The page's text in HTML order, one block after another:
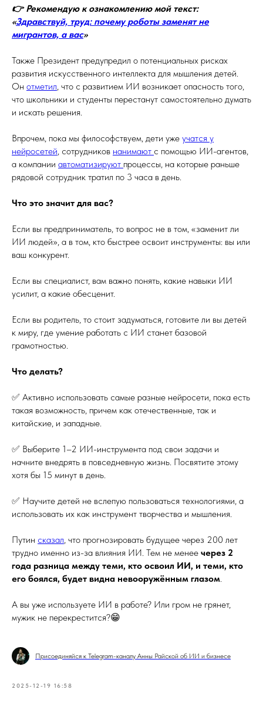
👉 Рекомендую к ознакомлению мой текст:
«Здравствуй, труд: почему роботы заменят не
мигрантов, а вас»
Также Президент предупредил о потенциальных рисках
развития искусственного интеллекта для мышления детей.
Он отметил, что с развитием ИИ возникает опасность того,
что школьники и студенты перестанут самостоятельно думать
и искать решения.
Впрочем, пока мы философствуем, дети уже учатся у
нейросетей, сотрудников нанимают с помощью ИИ-агентов,
а компании автоматизируют процессы, на которые раньше
рядовой сотрудник тратил по 3 часа в день.
Что это значит для вас?
Если вы предприниматель, то вопрос не в том, «заменит ли
ИИ людей», а в том, кто быстрее освоит инструменты: вы или
ваш конкурент.
Если вы специалист, вам важно понять, какие навыки ИИ
усилит, а какие обесценит.
Если вы родитель, то стоит задуматься, готовите ли вы детей
к миру, где умение работать с ИИ станет базовой
грамотностью.
Что делать?
✅ Активно использовать самые разные нейросети, пока есть
такая возможность, причем как отечественные, так и
китайские, и западные.
✅ Выберите 1–2 ИИ-инструмента под свои задачи и
начните внедрять в повседневную жизнь. Посвятите этому
хотя бы 15 минут в день.
✅ Научите детей не вслепую пользоваться технологиями, а
использовать их как инструмент творчества и мышления.
Путин сказал, что прогнозировать будущее через 200 лет
трудно именно из-за влияния ИИ. Тем не менее через 2
года разница между теми, кто освоил ИИ, и теми, кто
его боялся, будет видна невооружённым глазом.
А вы уже используете ИИ в работе? Или гром не грянет,
мужик не перекрестится?😁
Присоединяйся к Telegram-каналу Анны Райской об ИИ и бизнесе
2025-12-19 16:58